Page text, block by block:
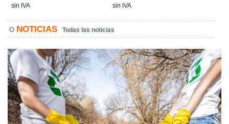
sin IVA sin IVA
NOTICIAS Todas las noticias